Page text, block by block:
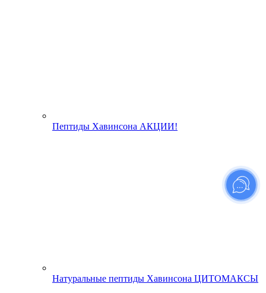
Пептиды Хавинсона АКЦИИ!
Натуральные пептиды Хавинсона ЦИТОМАКСЫ